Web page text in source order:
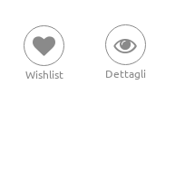
Wishlist Dettagli